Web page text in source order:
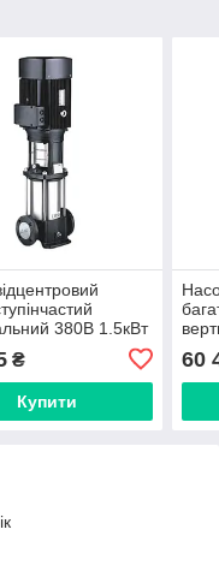
380В 1.5кВт
Qmax 216.7л/хв
3.0 innovation
₴
Купити
60